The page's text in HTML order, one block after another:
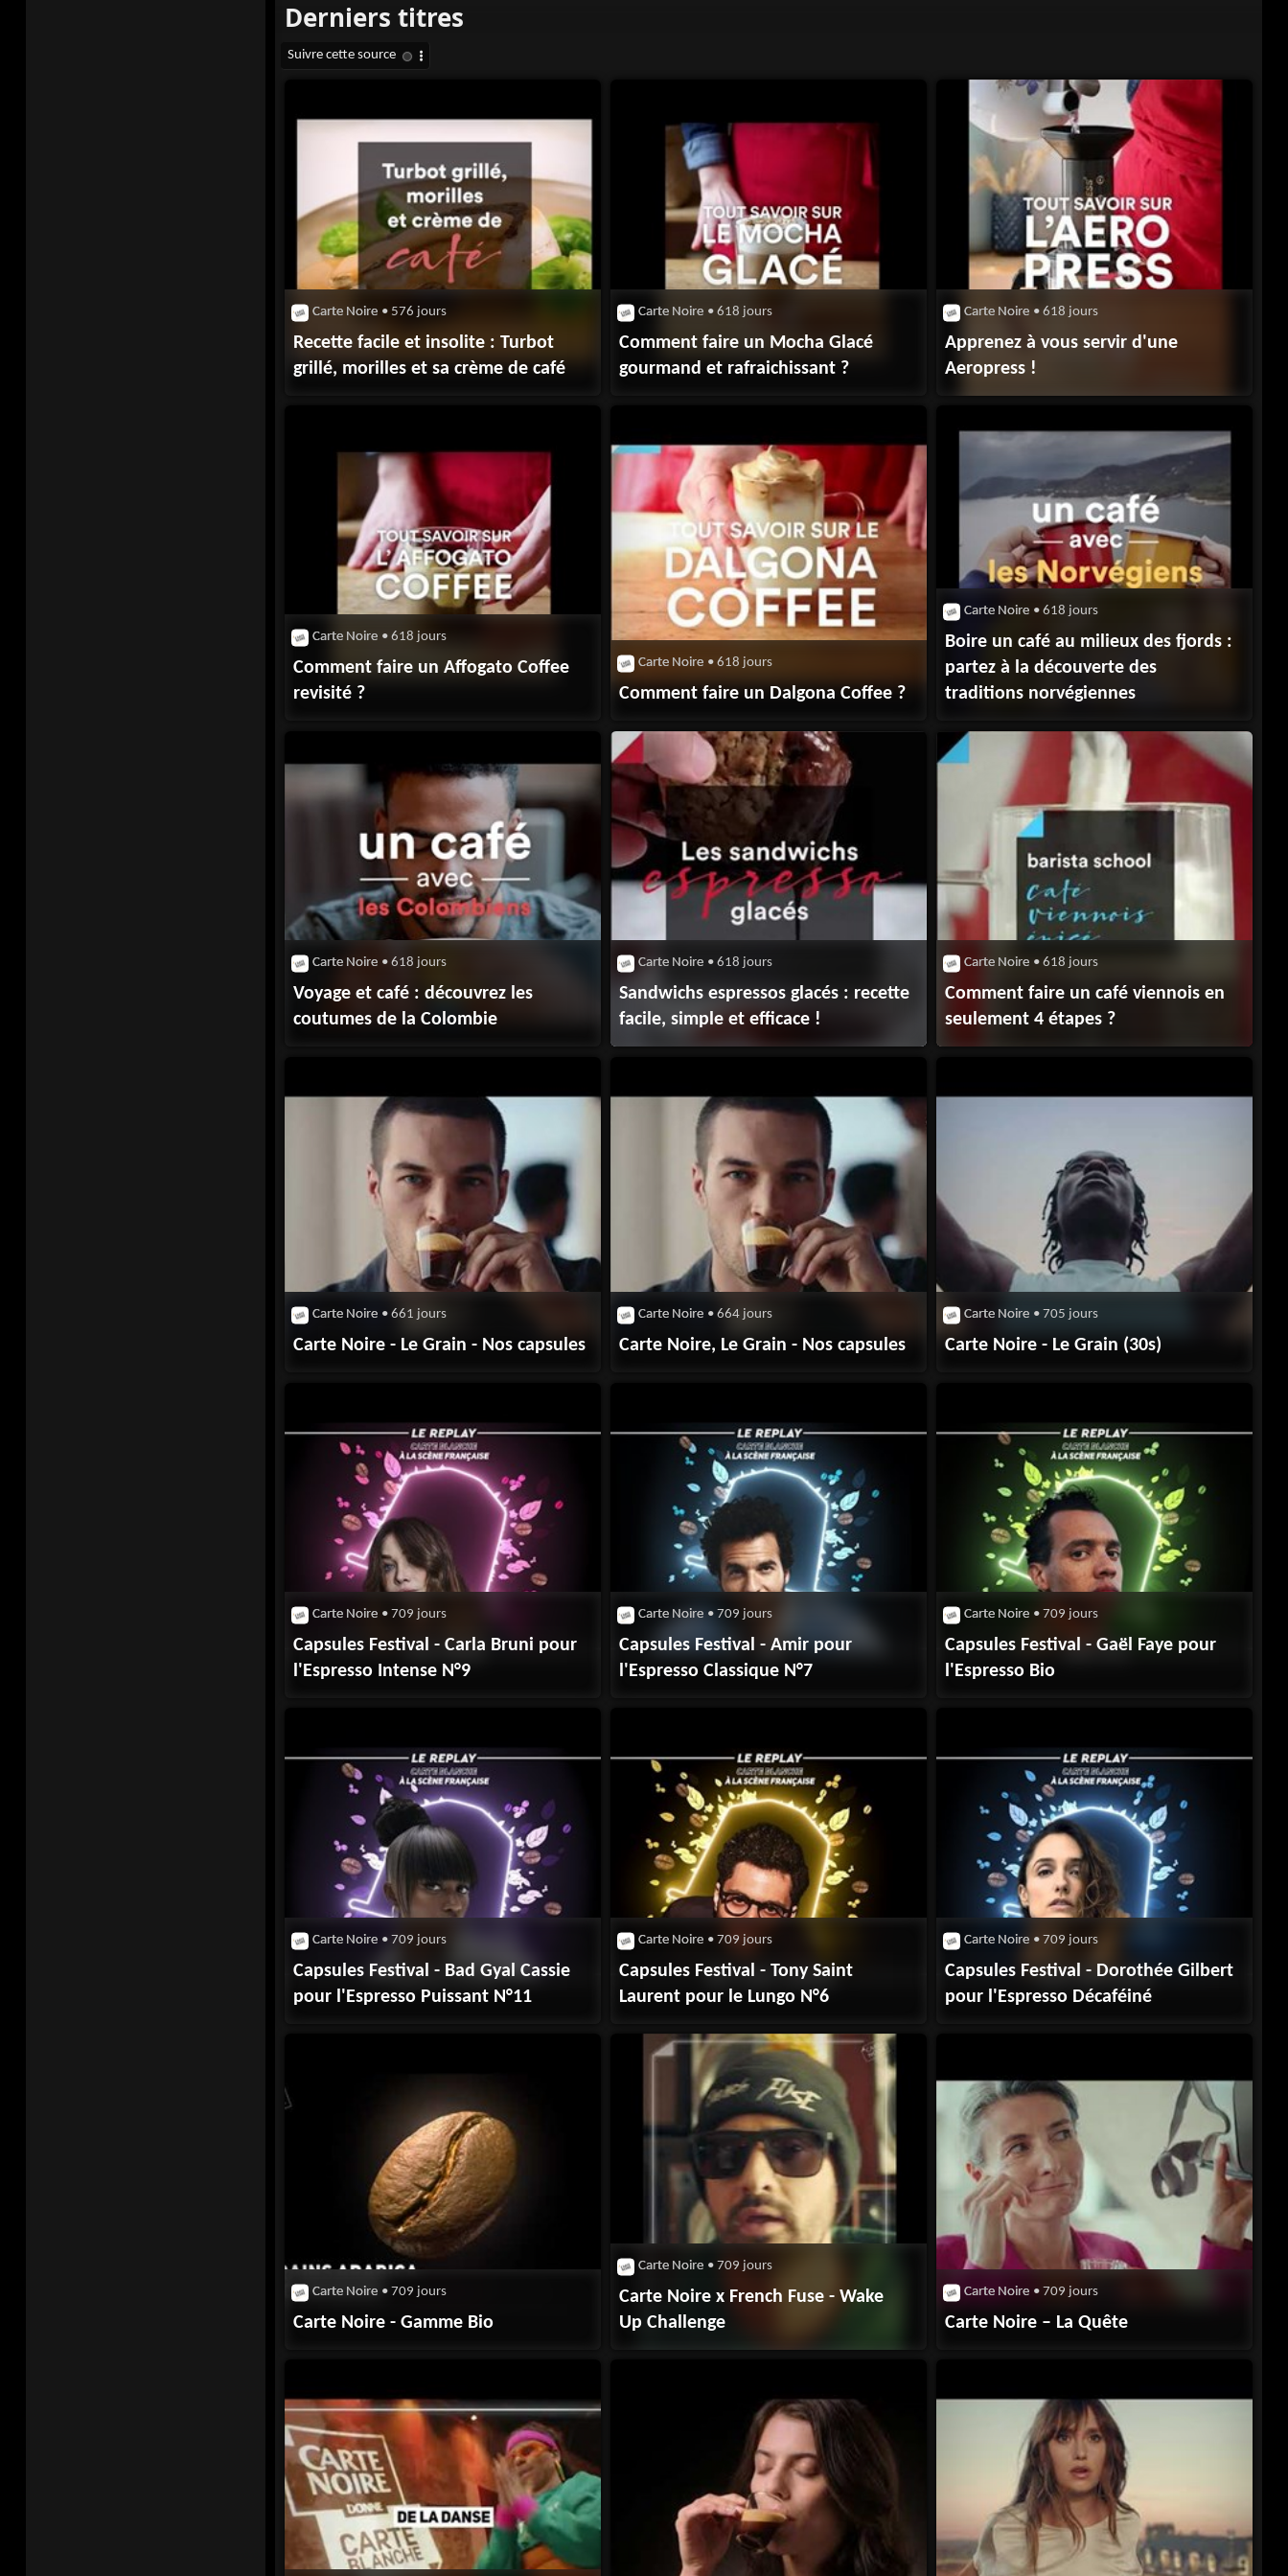
Carte Noire • 576 jours
Recette facile et insolite : Turbot
grillé, morilles et sa crème de café
Carte Noire • 618 jours
Comment faire un Mocha Glacé
gourmand et rafraichissant ?
Carte Noire • 618 jours
Apprenez à vous servir d'une
Aeropress !
Carte Noire • 618 jours
Comment faire un Affogato Coffee
revisité ?
Carte Noire • 618 jours
Comment faire un Dalgona Coffee ?
Carte Noire • 618 jours
Boire un café au milieux des fjords :
partez à la découverte des
traditions norvégiennes
Carte Noire • 618 jours
Voyage et café : découvrez les
coutumes de la Colombie
Carte Noire • 618 jours
Sandwichs espressos glacés : recette
facile, simple et efficace !
Carte Noire • 618 jours
Comment faire un café viennois en
seulement 4 étapes ?
Carte Noire • 661 jours
Carte Noire - Le Grain - Nos capsules
Carte Noire • 664 jours
Carte Noire, Le Grain - Nos capsules
Carte Noire • 705 jours
Carte Noire - Le Grain (30s)
Carte Noire • 709 jours
Capsules Festival - Carla Bruni pour
l'Espresso Intense N°9
Carte Noire • 709 jours
Capsules Festival - Amir pour
l'Espresso Classique N°7
Carte Noire • 709 jours
Capsules Festival - Gaël Faye pour
l'Espresso Bio
Carte Noire • 709 jours
Capsules Festival - Bad Gyal Cassie
pour l'Espresso Puissant N°11
Carte Noire • 709 jours
Capsules Festival - Tony Saint
Laurent pour le Lungo N°6
Carte Noire • 709 jours
Capsules Festival - Dorothée Gilbert
pour l'Espresso Décaféiné
Carte Noire • 709 jours
Carte Noire - Gamme Bio
Carte Noire • 709 jours
Carte Noire x French Fuse - Wake
Up Challenge
Carte Noire • 709 jours
Carte Noire – La Quête